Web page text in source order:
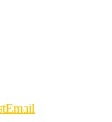
Email